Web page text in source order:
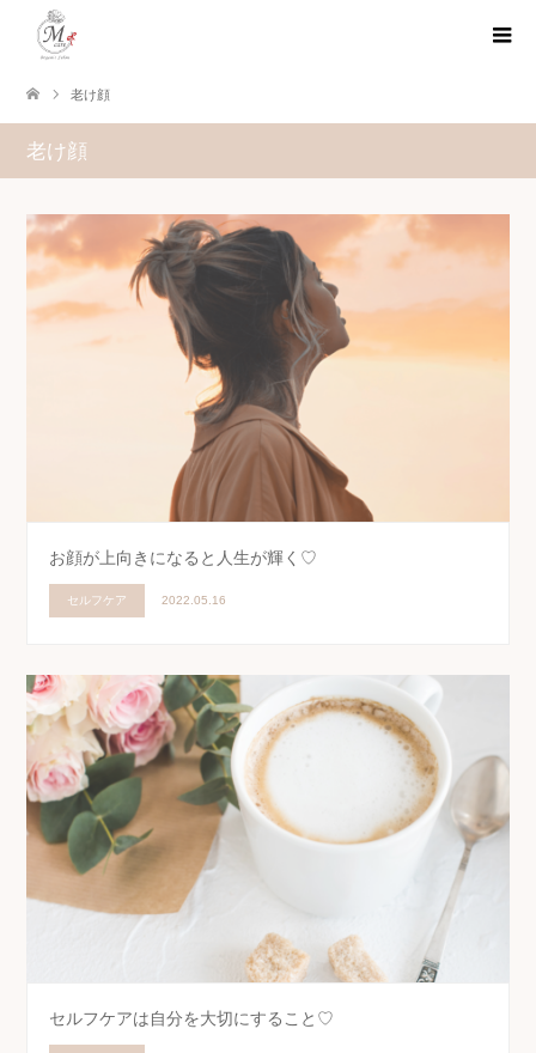
老け顔
老け顔
お顔が上向きになると人生が輝く♡
セルフケア 2022.05.16
セルフケアは自分を大切にすること♡